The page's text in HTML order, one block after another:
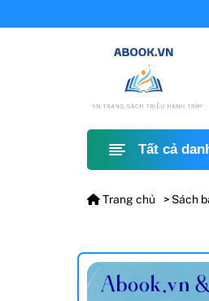
Tất cả
Trang chủ Sách